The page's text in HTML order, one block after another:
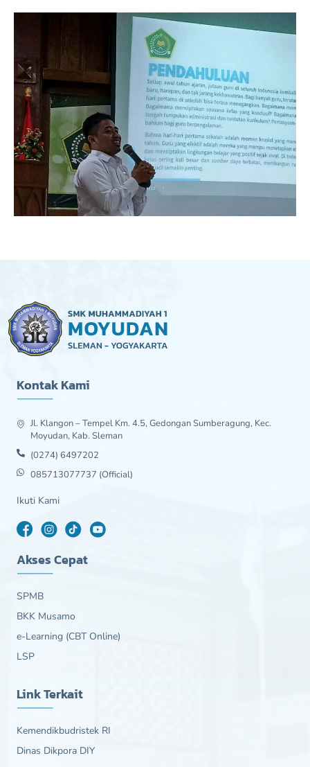
Kontak Kami
Jl. Klangon – Tempel Km. 4.5, Gedongan Sumberagung, Kec.
Moyudan, Kab. Sleman
(0274) 6497202
085713077737 (Official)
Ikuti Kami
Akses Cepat
SPMB
BKK Musamo
e-Learning (CBT Online)
LSP
Link Terkait
Kemendikbudristek RI
Dinas Dikpora DIY